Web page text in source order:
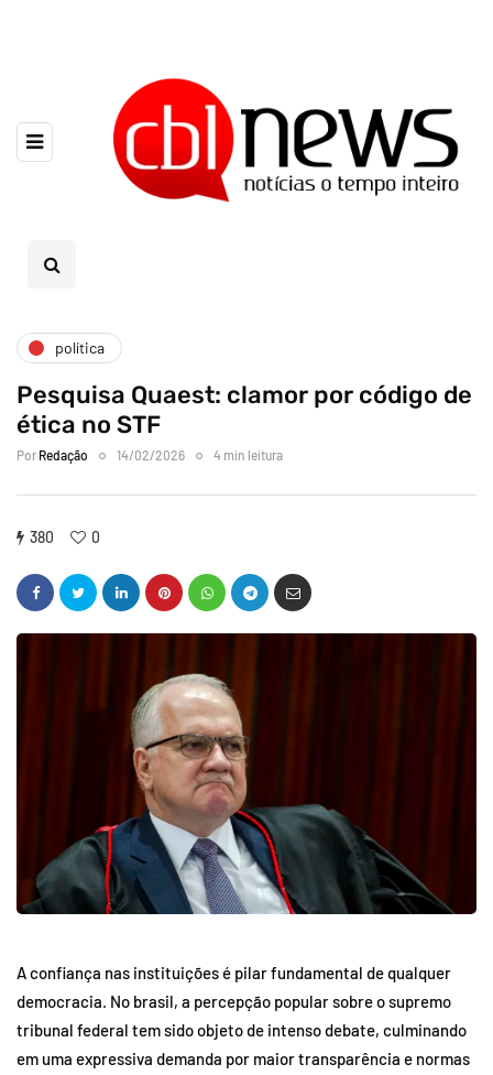
política
Pesquisa Quaest: clamor por código de
ética no STF
Por Redação 14/02/2026 4 min leitura
380 0
A confiança nas instituições é pilar fundamental de qualquer
democracia. No brasil, a percepção popular sobre o supremo
tribunal federal tem sido objeto de intenso debate, culminando
em uma expressiva demanda por maior transparência e normas